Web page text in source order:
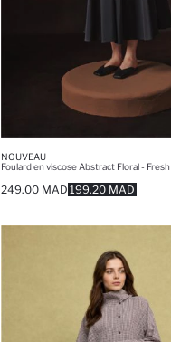
NOUVEAU
199.20 MAD
249.00 MAD